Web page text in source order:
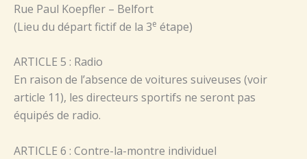
Rue Paul Koepfler – Belfort
(Lieu du départ fictif de la 3e étape)
ARTICLE 5 : Radio
En raison de l’absence de voitures suiveuses (voir
article 11), les directeurs sportifs ne seront pas
équipés de radio.
ARTICLE 6 : Contre-la-montre individuel